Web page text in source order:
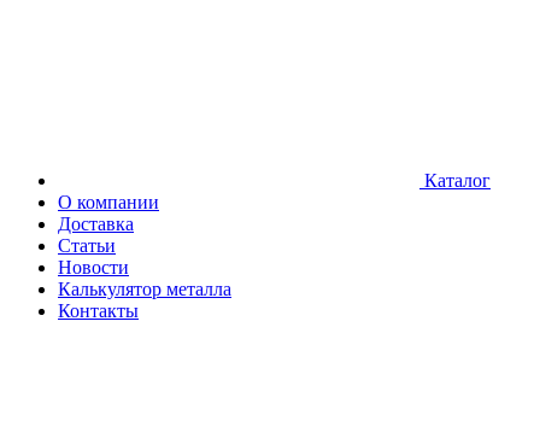
Каталог
О компании
Доставка
Статьи
Новости
Калькулятор металла
Контакты